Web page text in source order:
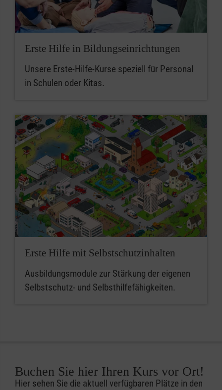
Erste Hilfe in Bildungseinrichtungen
Unsere Erste-Hilfe-Kurse speziell für Personal
in Schulen oder Kitas.
Erste Hilfe mit Selbstschutzinhalten
Ausbildungsmodule zur Stärkung der eigenen
Selbstschutz- und Selbsthilfefähigkeiten.
Buchen Sie hier Ihren Kurs vor Ort!
Hier sehen Sie die aktuell verfügbaren Plätze in den